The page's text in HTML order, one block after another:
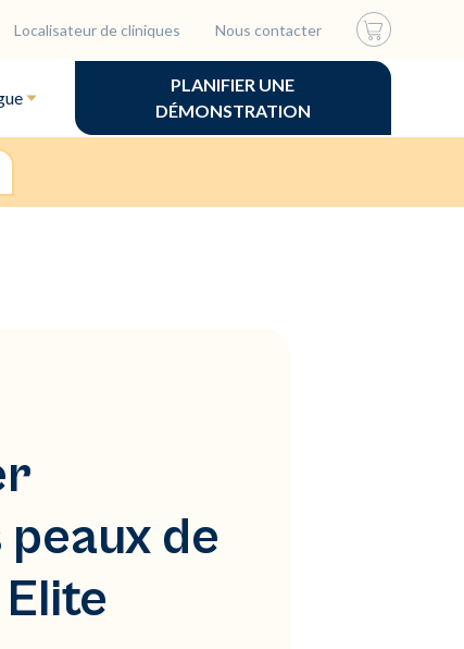
Localisateur de cliniques Nous contacter
PLANIFIER UNE
DÉMONSTRATION
de